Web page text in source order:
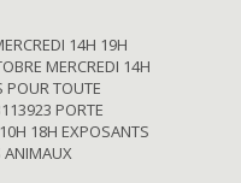
14H 19H
MERCREDI 14H
POUR TOUTE
PORTE
18H EXPOSANTS
ANIMAUX